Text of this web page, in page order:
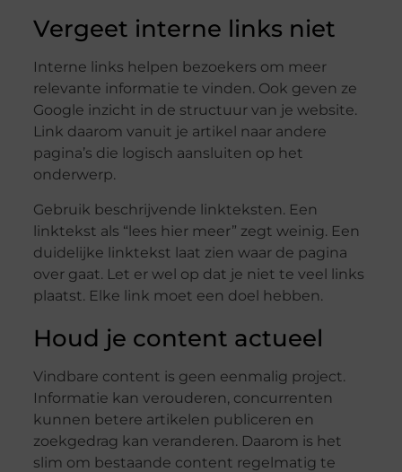
Vergeet interne links niet
Interne links helpen bezoekers om meer
relevante informatie te vinden. Ook geven ze
Google inzicht in de structuur van je website.
Link daarom vanuit je artikel naar andere
pagina’s die logisch aansluiten op het
onderwerp.
Gebruik beschrijvende linkteksten. Een
linktekst als “lees hier meer” zegt weinig. Een
duidelijke linktekst laat zien waar de pagina
over gaat. Let er wel op dat je niet te veel links
plaatst. Elke link moet een doel hebben.
Houd je content actueel
Vindbare content is geen eenmalig project.
Informatie kan verouderen, concurrenten
kunnen betere artikelen publiceren en
zoekgedrag kan veranderen. Daarom is het
slim om bestaande content regelmatig te